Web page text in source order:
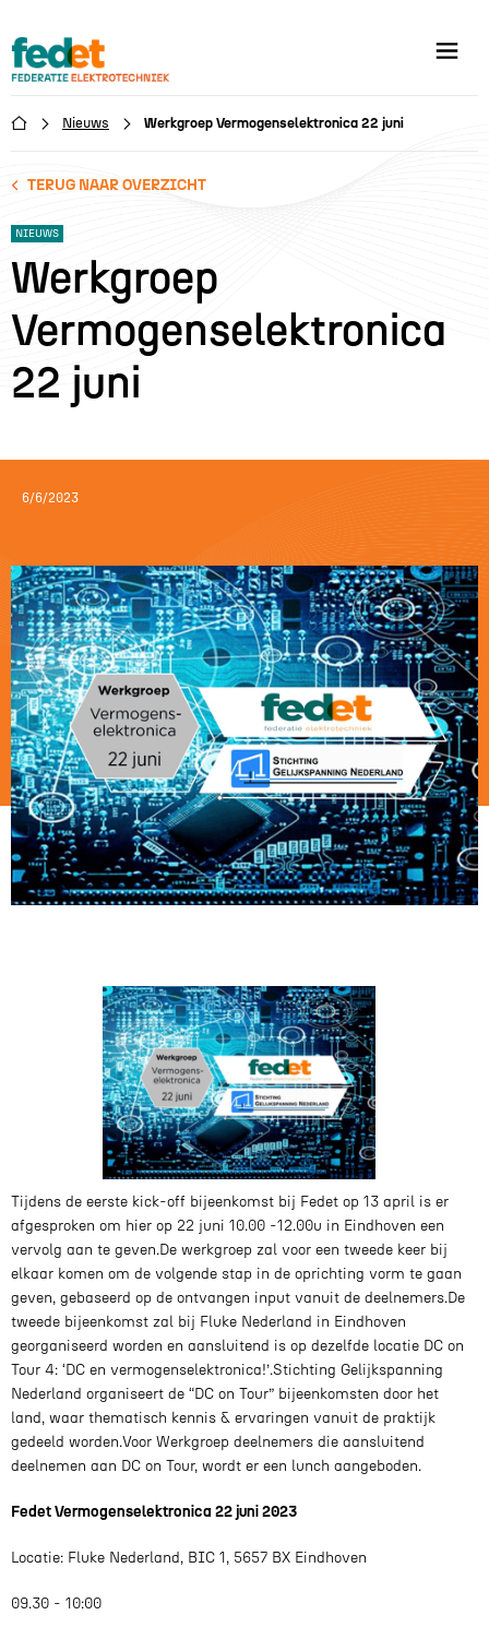
 Nieuws Werkgroep Vermogenselektronica 22 juni
TERUG NAAR OVERZICHT
NIEUWS
Werkgroep
Vermogenselektronica
22 juni
6/6/2023
Tijdens de eerste kick-off bijeenkomst bij Fedet op 13 april is er
afgesproken om hier op 22 juni 10.00 -12.00u in Eindhoven een
vervolg aan te geven.De werkgroep zal voor een tweede keer bij
elkaar komen om de volgende stap in de oprichting vorm te gaan
geven, gebaseerd op de ontvangen input vanuit de deelnemers.De
tweede bijeenkomst zal bij Fluke Nederland in Eindhoven
georganiseerd worden en aansluitend is op dezelfde locatie DC on
Tour 4: ‘DC en vermogenselektronica!’.Stichting Gelijkspanning
Nederland organiseert de “DC on Tour” bijeenkomsten door het
land, waar thematisch kennis & ervaringen vanuit de praktijk
gedeeld worden.Voor Werkgroep deelnemers die aansluitend
deelnemen aan DC on Tour, wordt er een lunch aangeboden.
Fedet Vermogenselektronica 22 juni 2023
Locatie: Fluke Nederland, BIC 1, 5657 BX Eindhoven
09.30 - 10:00